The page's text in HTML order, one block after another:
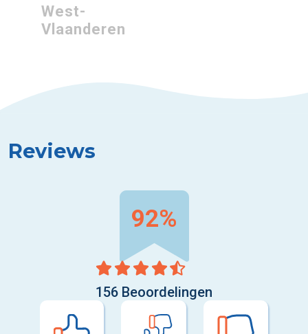
West-
Vlaanderen
Reviews
92%
156 Beoordelingen